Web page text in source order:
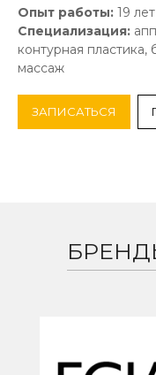
Опыт работы: 19 лет
Специализация:
контурная пластика,
массаж
ЗАПИСАТЬСЯ